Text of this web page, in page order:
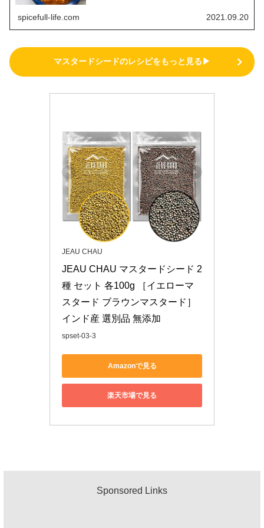
spicefull-life.com 2021.09.20
マスタードシードのレシピをもっと見る▶
JEAU CHAU
JEAU CHAU マスタードシード 2
種 セット 各100g ［イエローマ
スタード ブラウンマスタード］
インド産 選別品 無添加
spset-03-3
Amazonで見る
楽天市場で見る
Sponsored Links